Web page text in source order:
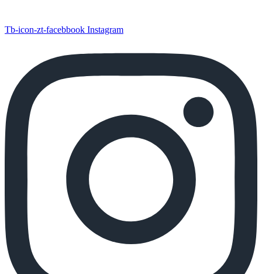
Tb-icon-zt-facebbook Instagram